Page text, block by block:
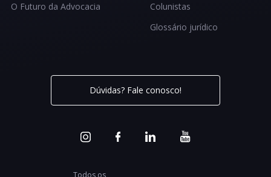
O Futuro da Advocacia
Colunistas
Glossário jurídico
Dúvidas? Fale conosco!
Todos os